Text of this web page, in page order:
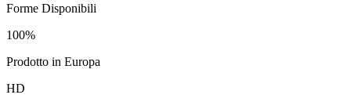
Forme Disponibili
100%
Prodotto in Europa
HD